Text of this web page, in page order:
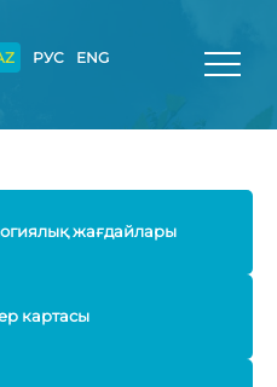
РУС ENG
жағдайлары
картасы